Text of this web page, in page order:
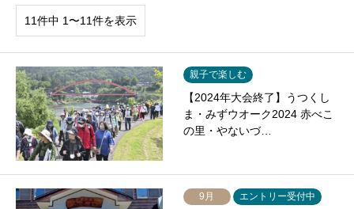
11件中 1〜11件を表示
親子で楽しむ
【2024年大会終了】うつくし
ま・みずウオーク2024 赤べこ
の里・やないづ…
9月 エントリー受付中